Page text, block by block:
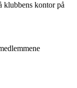
klubbens kontor på